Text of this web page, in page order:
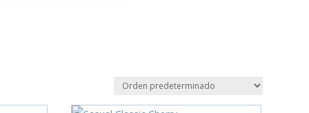
Categorías del producto